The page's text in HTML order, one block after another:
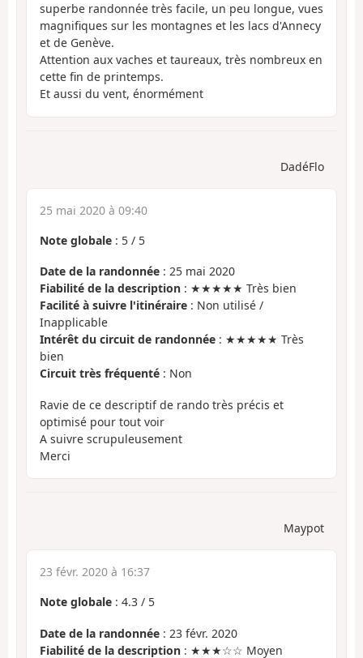
superbe randonnée très facile, un peu longue, vues
magnifiques sur les montagnes et les lacs d'Annecy
et de Genève.
Attention aux vaches et taureaux, très nombreux en
cette fin de printemps.
Et aussi du vent, énormément
DadéFlo
25 mai 2020 à 09:40
Note globale : 5 / 5
Date de la randonnée : 25 mai 2020
Fiabilité de la description : ★★★★★ Très bien
Facilité à suivre l'itinéraire : Non utilisé /
Inapplicable
Intérêt du circuit de randonnée : ★★★★★ Très
bien
Circuit très fréquenté : Non
Ravie de ce descriptif de rando très précis et
optimisé pour tout voir
A suivre scrupuleusement
Merci
Maypot
23 févr. 2020 à 16:37
Note globale : 4.3 / 5
Date de la randonnée : 23 févr. 2020
Fiabilité de la description : ★★★☆☆ Moyen